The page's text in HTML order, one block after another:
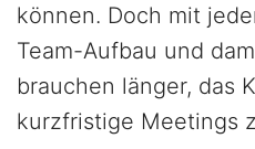
können. Doch mit
Team-Aufbau und
brauchen länger, das
kurzfristige Meetings